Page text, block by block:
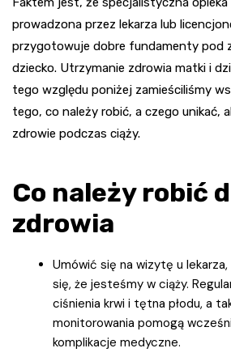
prowadzona przez lekarza lub
przygotowuje dobre fundamenty pod
dziecko. Utrzymanie zdrowia matki i
tego względu poniżej zamieściliśmy
tego, co należy robić, a czego unikać,
zdrowie podczas ciąży.
Co należy robić
zdrowia
Umówić się na wizytę u
się, że jesteśmy w ciąży.
ciśnienia krwi i tętna płodu, a
monitorowania pomogą
komplikacje medyczne.